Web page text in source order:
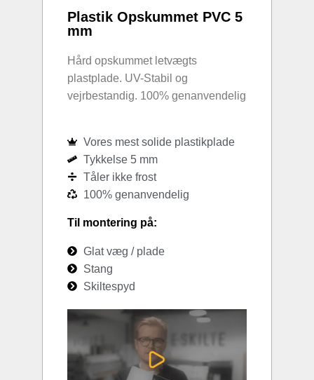
Plastik Opskummet PVC 5
mm
Hård opskummet letvægts
plastplade. UV-Stabil og
vejrbestandig. 100% genanvendelig
Vores mest solide plastikplade
Tykkelse 5 mm
Tåler ikke frost
100% genanvendelig
Til montering på:
Glat væg / plade
Stang
Skiltespyd